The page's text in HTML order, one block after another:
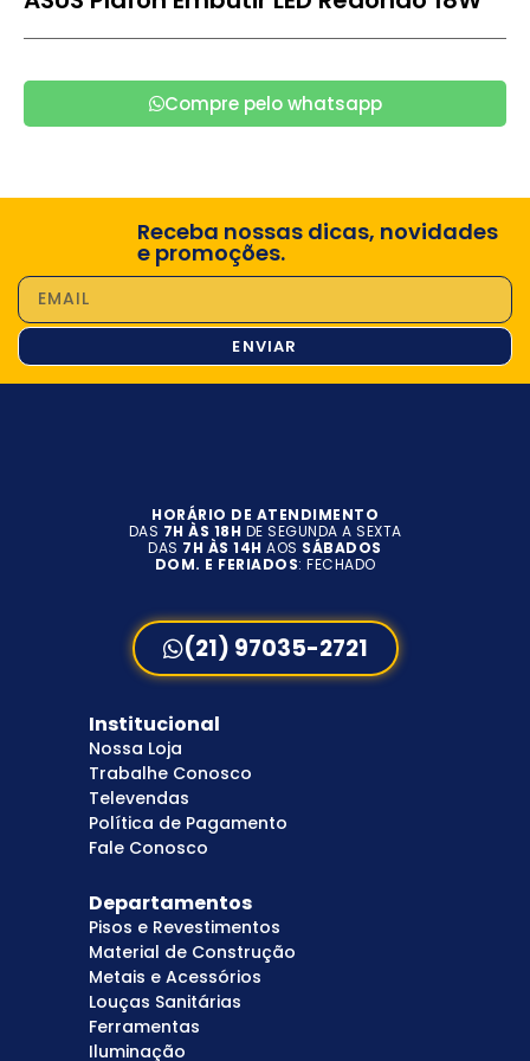
Compre pelo whatsapp
Receba nossas dicas, novidades
e promoções.
ENVIAR
HORÁRIO DE ATENDIMENTO
DAS 7H ÀS 18H DE SEGUNDA A SEXTA
DAS 7H ÀS 14H AOS SÁBADOS
DOM. E FERIADOS: FECHADO
(21) 97035-2721
Institucional
Nossa Loja
Trabalhe Conosco
Televendas
Política de Pagamento
Fale Conosco
Departamentos
Pisos e Revestimentos
Material de Construção
Metais e Acessórios
Louças Sanitárias
Ferramentas
Iluminação